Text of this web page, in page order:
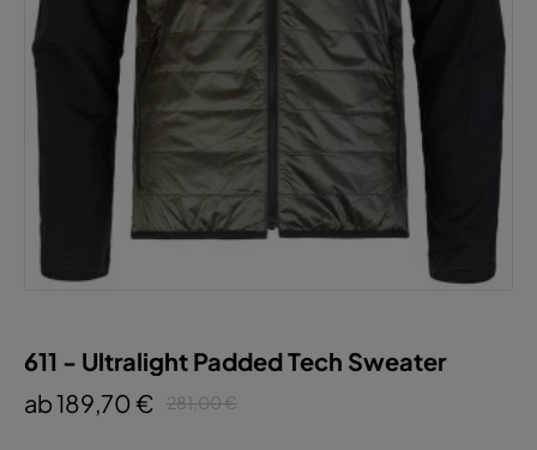
611 - Ultralight Padded Tech Sweater
ab 189,70 €
281,00 €